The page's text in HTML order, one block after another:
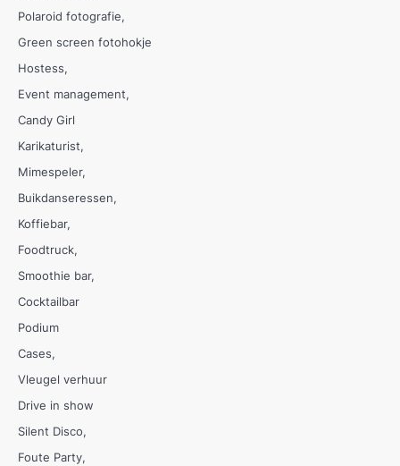
Polaroid fotografie
Green screen fotohokje
Hostess
Event management
Candy Girl
Karikaturist
Mimespeler
Buikdanseressen
Koffiebar
Foodtruck
Smoothie bar
Cocktailbar
Podium
Cases
Vleugel verhuur
Drive in show
Silent Disco
Foute Party